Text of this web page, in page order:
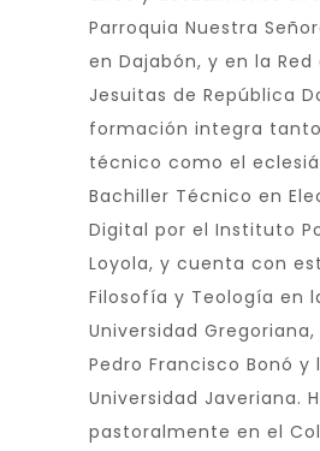
Parroquia Nuestra
en Dajabón, y en la Red
Jesuitas de República
formación integra
técnico como el
Bachiller Técnico en
Digital por el Instituto
Loyola, y cuenta con
Filosofía y Teología en
Universidad
Pedro Francisco Bonó
Universidad Javeriana.
pastoralmente en el